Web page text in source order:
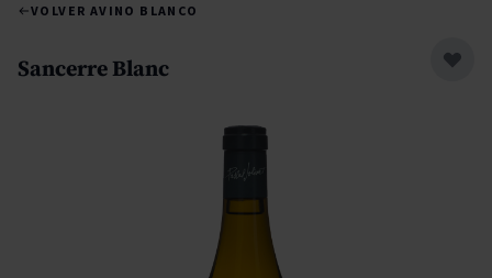
VOLVER AVINO BLANCO
Sancerre Blanc